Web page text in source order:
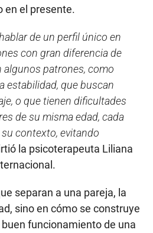
en el presente.
de un perfil único en
con gran diferencia de
algunos patrones, como
estabilidad, que buscan
o que tienen dificultades
de su misma edad, cada
contexto, evitando
la psicoterapeuta Liliana
separan a una pareja, la
sino en cómo se construye
funcionamiento de una